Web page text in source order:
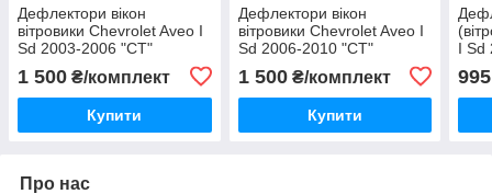
Дефлектори вікон
вітровики Chevrolet Aveo I
Sd 2003-2006 "CT"
1 500 ₴/комплект
Купити
Дефлектори вікон
вітровики Chevrolet Aveo I
Sd 2006-2010 "CT"
1 500₴/комплект
Купити
I Sd
995
Про нас